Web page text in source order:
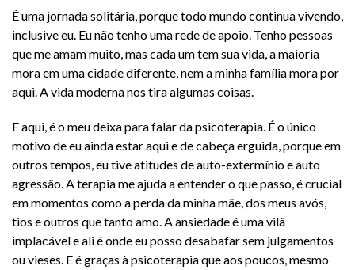
É uma jornada solitária, porque todo mundo continua vivendo,
inclusive eu. Eu não tenho uma rede de apoio. Tenho pessoas
que me amam muito, mas cada um tem sua vida, a maioria
mora em uma cidade diferente, nem a minha família mora por
aqui. A vida moderna nos tira algumas coisas.
E aqui, é o meu deixa para falar da psicoterapia. É o único
motivo de eu ainda estar aqui e de cabeça erguida, porque em
outros tempos, eu tive atitudes de auto-extermínio e auto
agressão. A terapia me ajuda a entender o que passo, é crucial
em momentos como a perda da minha mãe, dos meus avós,
tios e outros que tanto amo. A ansiedade é uma vilã
implacável e ali é onde eu posso desabafar sem julgamentos
ou vieses. E é graças à psicoterapia que aos poucos, mesmo